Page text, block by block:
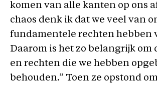
komen van alle kanten op ons
chaos denk ik dat we veel van
fundamentele rechten hebben
Daarom is het zo belangrijk om
en rechten die we hebben
behouden.” Toen ze opstond